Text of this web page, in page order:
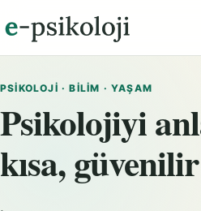
PSIKOLOJI · BILIM · YAŞAM
Psikolojiyi
kısa,